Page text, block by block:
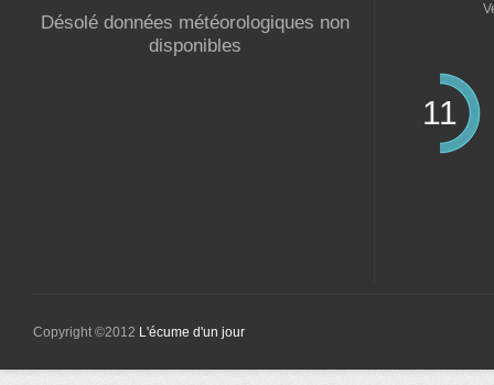
Désolé données météorologiques non
disponibles
11
Copyright ©2012 L'écume d'un jour